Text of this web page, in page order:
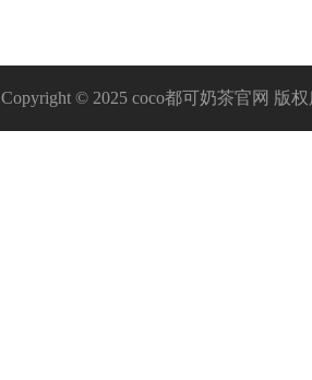
Copyright © 2025 coco都可奶茶官网 版